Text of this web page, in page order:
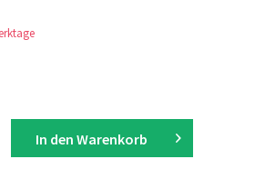
In den Warenkorb